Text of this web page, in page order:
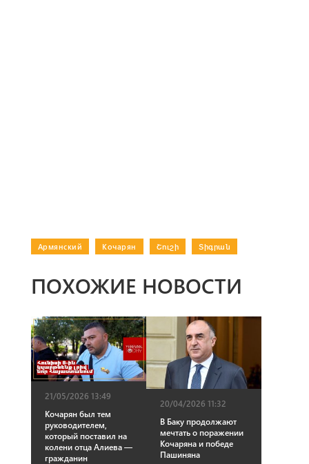
Армянский Кочарян Շուշի Տիգրան
ПОХОЖИЕ НОВОСТИ
21/05/2026 13:49
Кочарян был тем
руководителем,
который поставил на
колени отца Алиева —
гражданин
20/04/2026 11:32
В Баку продолжают
мечтать о поражении
Кочаряна и победе
Пашиняна